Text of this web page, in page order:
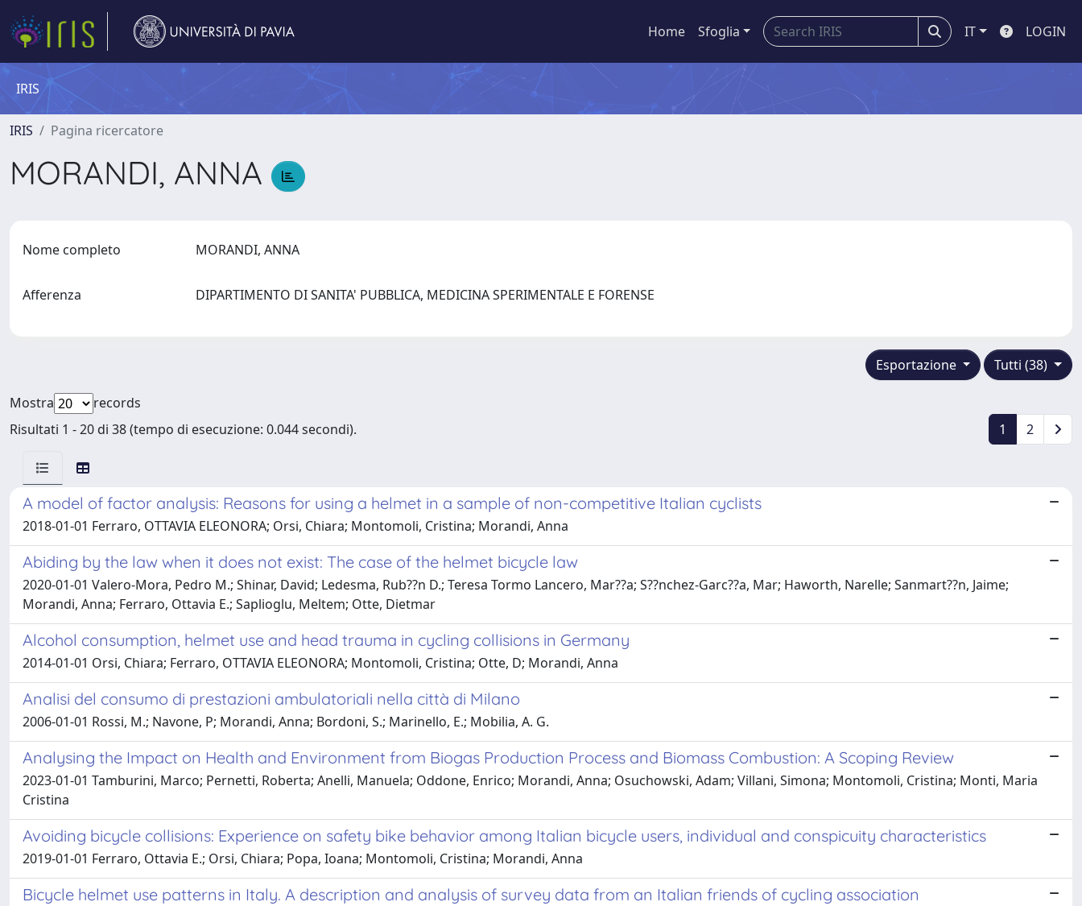
Home Sfoglia IT LOGIN
IRIS
IRIS Pagina ricercatore
MORANDI, ANNA
Nome completo MORANDI, ANNA
Afferenza DIPARTIMENTO DI SANITA' PUBBLICA, MEDICINA SPERIMENTALE E FORENSE
Tutti (38)
Esportazione
Mostra
records
Risultati 1 - 20 di 38 (tempo di esecuzione: 0.044 secondi).
1 2
A model of factor analysis: Reasons for using a helmet in a sample of non-competitive Italian cyclists
2018-01-01 Ferraro, OTTAVIA ELEONORA; Orsi, Chiara; Montomoli, Cristina; Morandi, Anna
Abiding by the law when it does not exist: The case of the helmet bicycle law
2020-01-01 Valero-Mora, Pedro M.; Shinar, David; Ledesma, Rub??n D.; Teresa Tormo Lancero, Mar??a; S??nchez-Garc??a, Mar; Haworth, Narelle; Sanmart??n, Jaime;
Morandi, Anna; Ferraro, Ottavia E.; Saplioglu, Meltem; Otte, Dietmar
Alcohol consumption, helmet use and head trauma in cycling collisions in Germany
2014-01-01 Orsi, Chiara; Ferraro, OTTAVIA ELEONORA; Montomoli, Cristina; Otte, D; Morandi, Anna
Analisi del consumo di prestazioni ambulatoriali nella città di Milano
2006-01-01 Rossi, M.; Navone, P; Morandi, Anna; Bordoni, S.; Marinello, E.; Mobilia, A. G.
Analysing the Impact on Health and Environment from Biogas Production Process and Biomass Combustion: A Scoping Review
2023-01-01 Tamburini, Marco; Pernetti, Roberta; Anelli, Manuela; Oddone, Enrico; Morandi, Anna; Osuchowski, Adam; Villani, Simona; Montomoli, Cristina; Monti, Maria
Cristina
Avoiding bicycle collisions: Experience on safety bike behavior among Italian bicycle users, individual and conspicuity characteristics
2019-01-01 Ferraro, Ottavia E.; Orsi, Chiara; Popa, Ioana; Montomoli, Cristina; Morandi, Anna
Bicycle helmet use patterns in Italy. A description and analysis of survey data from an Italian friends of cycling association